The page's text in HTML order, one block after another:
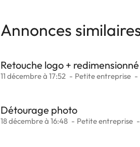
Annonces
Retouche logo + redimensionné
11 décembre à 17:52 Petite entreprise
Détourage photo
18 décembre à 16:48 Petite entreprise